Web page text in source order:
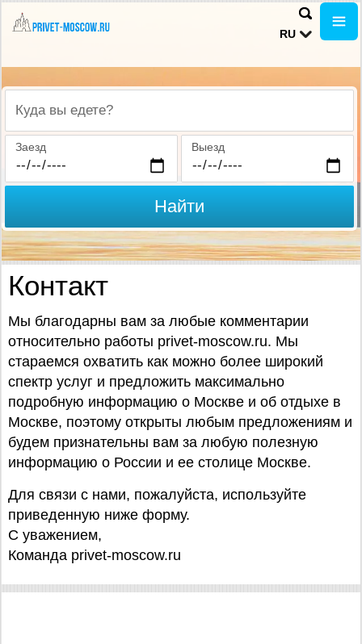
RU
Куда вы едете?
Заезд Выезд
Найти
Контакт
Мы благодарны вам за любые комментарии
относительно работы privet-moscow.ru. Мы
стараемся охватить как можно более широкий
спектр услуг и предложить максимально
подробную информацию о Москве и об отдыхе в
Москве, поэтому открыты любым предложениям и
будем признательны вам за любую полезную
информацию о России и ее столице Москве.
Для связи с нами, пожалуйста, используйте
приведенную ниже форму.
С уважением,
Команда privet-moscow.ru